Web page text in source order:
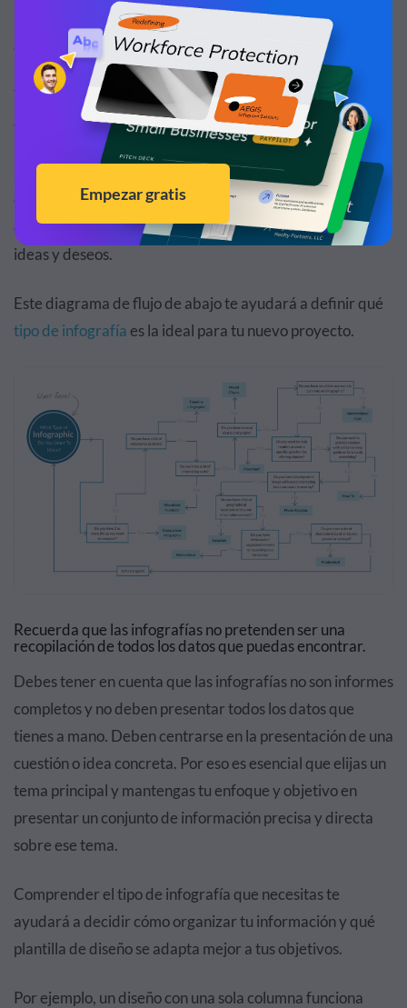
presentarse en un flujo continuo, agradable y
comprensible.
Y todo esto depende totalmente del objetivo específico
que tenga tu infografía.
Una vez que hayas definido y comprendido ese objetivo y
el mensaje que quieres que transmita tu infografía, tienes
que encontrar un diseño que se adapte a tus necesidades,
ideas y deseos.
Este diagrama de flujo de abajo te ayudará a definir qué
tipo de infografía es la ideal para tu nuevo proyecto.
Recuerda que las infografías no pretenden ser una
recopilación de todos los datos que puedas encontrar.
Debes tener en cuenta que las infografías no son informes
completos y no deben presentar todos los datos que
tienes a mano. Deben centrarse en la presentación de una
cuestión o idea concreta. Por eso es esencial que elijas un
tema principal y mantengas tu enfoque y objetivo en
presentar un conjunto de información precisa y directa
sobre ese tema.
Comprender el tipo de infografía que necesitas te
ayudará a decidir cómo organizar tu información y qué
plantilla de diseño se adapta mejor a tus objetivos.
Por ejemplo, un diseño con una sola columna funciona